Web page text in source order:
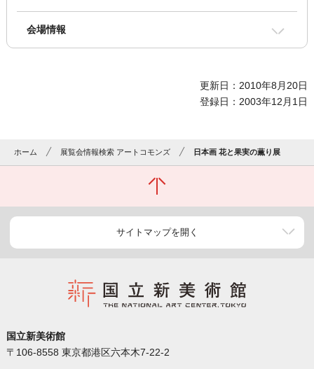
会場情報
更新日：2010年8月20日
登録日：2003年12月1日
ホーム 展覧会情報検索 アートコモンズ 日本画 花と果実の薫り展
サイトマップを開く
国立新美術館
〒106-8558 東京都港区六本木7-22-2